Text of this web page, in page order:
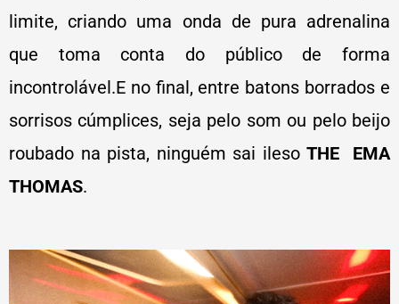
limite, criando uma onda de pura adrenalina
que toma conta do público de forma
incontrolável.E no final, entre batons borrados e
sorrisos cúmplices, seja pelo som ou pelo beijo
roubado na pista, ninguém sai ileso THE EMA
THOMAS.